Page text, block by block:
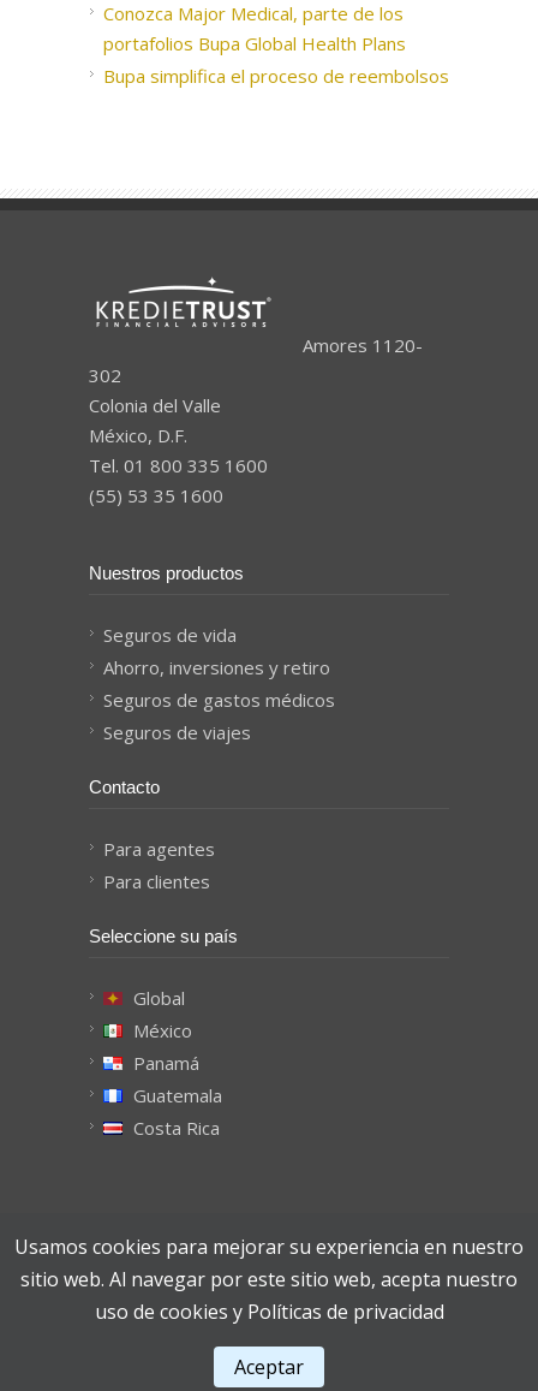
Conozca Major Medical, parte de los
portafolios Bupa Global Health Plans
Bupa simplifica el proceso de reembolsos
Amores 1120-
302
Colonia del Valle
México, D.F.
Tel. 01 800 335 1600
(55) 53 35 1600
Nuestros productos
Seguros de vida
Ahorro, inversiones y retiro
Seguros de gastos médicos
Seguros de viajes
Contacto
Para agentes
Para clientes
Seleccione su país
Global
México
Panamá
Guatemala
Costa Rica
Kredietrust © 2015
Usamos cookies para mejorar su experiencia en nuestro
sitio web. Al navegar por este sitio web, acepta nuestro
uso de cookies y Políticas de privacidad
Aceptar